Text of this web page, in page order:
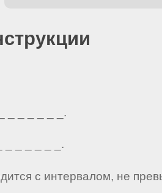
_ _ _ _ _ _.
_ _ _ _ _ _.
с интервалом, не